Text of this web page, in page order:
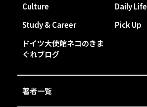
Culture
Daily Life
Study & Career
Pick Up
ドイツ大使館ネコのきま
ぐれブログ
著者一覧